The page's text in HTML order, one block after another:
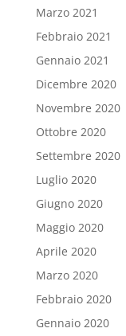
Marzo 2021
Febbraio 2021
Gennaio 2021
Dicembre 2020
Novembre 2020
Ottobre 2020
Settembre 2020
Luglio 2020
Giugno 2020
Maggio 2020
Aprile 2020
Marzo 2020
Febbraio 2020
Gennaio 2020